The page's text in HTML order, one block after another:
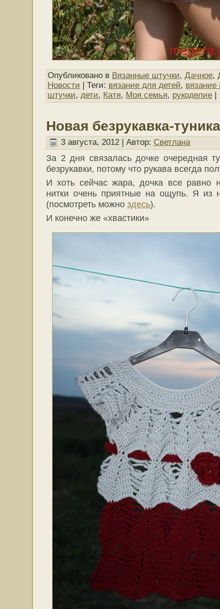
Опубликовано в Вязанные штучки, Дачное,
Новости | Теги: вязание для детей, вязание
штучки, дети, Катя, Моя семья, рукоделие
Новая безрукавка-туника
3 августа, 2012 | Автор: Светлана
За 2 дня связалась дочке очередная
безрукавки, потому что рукава всегда
И хоть сейчас жара, дочка все равно
нитки очень приятные на ощупь. Я из
(посмотреть можно здесь).
И конечно же «хвастики»